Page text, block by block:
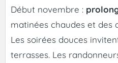
Début novembre :
matinées chaudes et des
Les soirées douces
terrasses. Les